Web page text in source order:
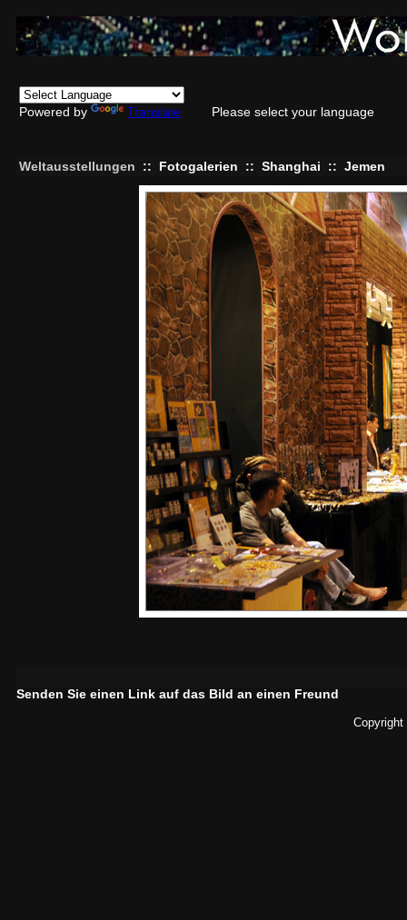
Powered by Translate Please select your language
Weltausstellungen :: Fotogalerien :: Shanghai :: Jemen
Senden Sie einen Link auf das Bild an einen Freund